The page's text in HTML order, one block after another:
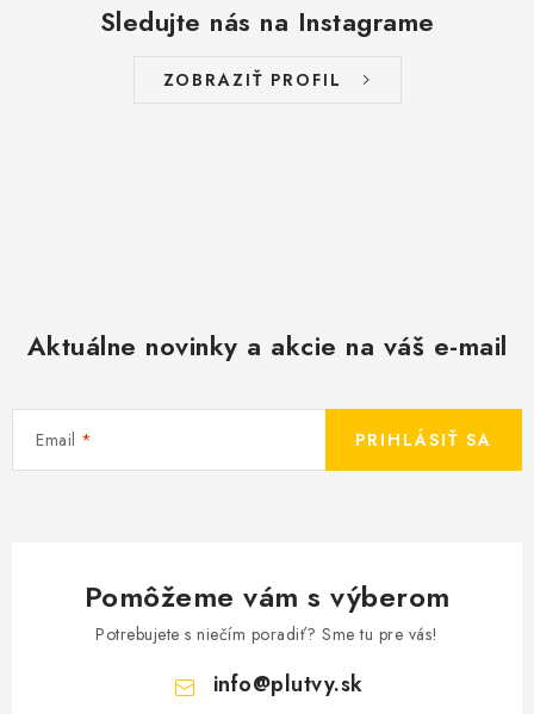
Sledujte nás na Instagrame
ZOBRAZIŤ PROFIL
Aktuálne novinky a akcie na váš e-mail
Email PRIHLÁSIŤ SA
Pomôžeme vám s výberom
Potrebujete s niečím poradiť? Sme tu pre vás!
info@plutvy.sk